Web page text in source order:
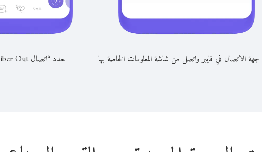
الاتصال في فايبر واتصل من شاشة المعلومات الخاصة بها حدد “اتصال Viber Out” من عنوان المحادثة